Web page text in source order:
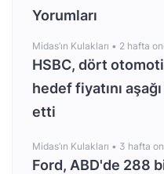
Yorumları
Midas’ın Kulakları • 2 hafta
HSBC, dört
hedef fiyatını
etti
Midas’ın Kulakları • 3 hafta
Ford, ABD'de 288